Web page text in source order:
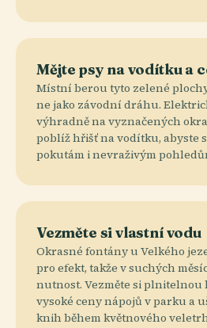
Mějte psy na vodítku a
Místní berou tyto zelené
ne jako závodní dráhu.
výhradně na vyznačených
poblíž hřišť na vodítku, abyste
pokutám i nevraživým
Vezměte si vlastní vodu
Okrasné fontány u Velkého
pro efekt, takže v suchých
nutnost. Vezměte si plnitelnou
vysoké ceny nápojů v parku a
knih během květnového